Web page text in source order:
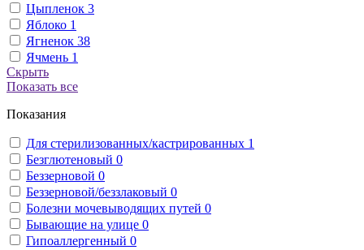
Цыпленок 3
Яблоко 1
Ягненок 38
Ячмень 1
Скрыть
Показать все
Показания
Для стерилизованных/кастрированных 1
Безглютеновый 0
Беззерновой 0
Беззерновой/беззлаковый 0
Болезни мочевыводящих путей 0
Бывающие на улице 0
Гипоаллергенный 0